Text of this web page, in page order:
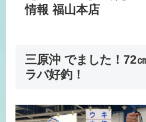
情報 福山本店
三原沖 でました！72
ラバ好釣！